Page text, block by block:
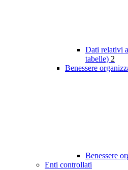
Dati relativi
tabelle) 2
Benessere
Benessere
Enti controllati